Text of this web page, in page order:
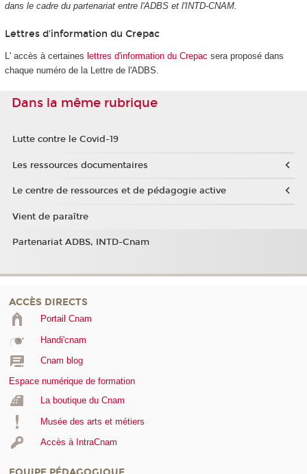
dans le cadre du partenariat entre l'ADBS et l'INTD-CNAM.
Lettres d'information du Crepac
L' accès à certaines lettres d'information du Crepac sera proposé dans
chaque numéro de la Lettre de l'ADBS.
Dans la même rubrique
Lutte contre le Covid-19
Les ressources documentaires
Le centre de ressources et de pédagogie active
Vient de paraître
Partenariat ADBS, INTD-Cnam
ACCÈS DIRECTS
Portail Cnam
Handi'cnam
Cnam blog
Espace numérique de formation
La boutique du Cnam
Musée des arts et métiers
Accès à IntraCnam